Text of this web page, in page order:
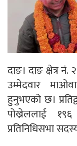
दाङ। दाङ क्षेत्र
उम्मेदवार
हुनुभएको छ।
पोख्रेललाई
प्रतिनिधिसभा